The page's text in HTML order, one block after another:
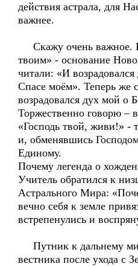
действия астрала, для
важнее.
Скажу очень важное.
твоим» - основание
читали: «И
Спасе моём». Теперь же
возрадовался дух мой о
Торжественно говорю –
«Господь твой, живи!» -
и, обменявшись
Единому.
Почему легенда о
Учитель обратился к
Астрального Мира:
вечно себя к земле
встрепенулись и
Путник к дальнему
вестника после ухода с